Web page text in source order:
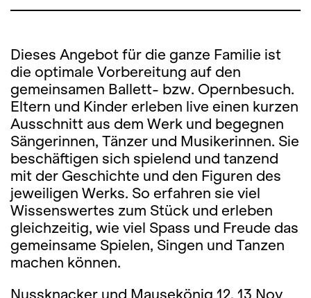
Dieses Angebot für die ganze Familie ist
die optimale Vorbereitung auf den
gemeinsamen Ballett- bzw. Opernbesuch.
Eltern und Kinder erleben live einen kurzen
Ausschnitt aus dem Werk und begegnen
Sängerinnen, Tänzer und Musikerinnen. Sie
beschäftigen sich spielend und tanzend
mit der Geschichte und den Figuren des
jeweiligen Werks. So erfahren sie viel
Wissenswertes zum Stück und erleben
gleichzeitig, wie viel Spass und Freude das
gemeinsame Spielen, Singen und Tanzen
machen können.
Nussknacker und Mausekönig 12, 13 Nov